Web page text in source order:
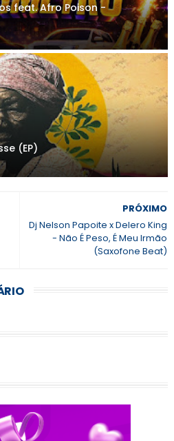
feat. Afro Poison -
(EP)
PRÓXIMO
Dj Nelson Papoite x Delero King
- Não É Peso, É Meu Irmão
(Saxofone Beat)